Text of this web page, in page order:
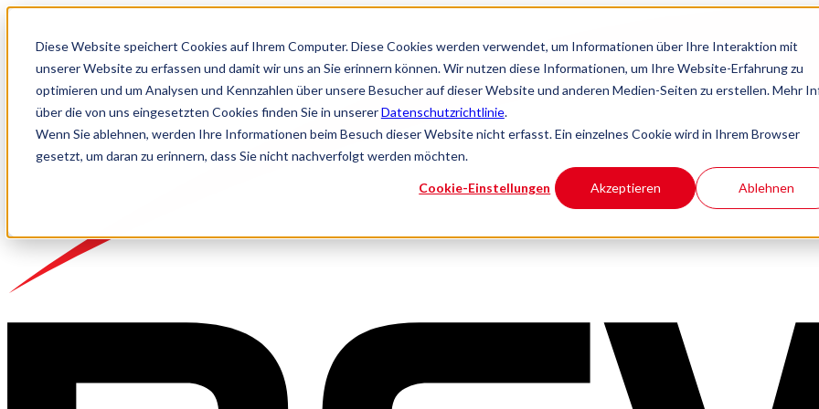
Diese Website speichert Cookies auf Ihrem Computer. Diese Cookies werden verwendet, um Informationen über Ihre Interaktion mit
unserer Website zu erfassen und damit wir uns an Sie erinnern können. Wir nutzen diese Informationen, um Ihre Website-Erfahrung zu
optimieren und um Analysen und Kennzahlen über unsere Besucher auf dieser Website und anderen Medien-Seiten zu erstellen. Mehr
über die von uns eingesetzten Cookies finden Sie in unsererDatenschutzrichtlinie.
Wenn Sie ablehnen, werden Ihre Informationen beim Besuch dieser Website nicht erfasst. Ein einzelnes Cookie wird in Ihrem Browser
gesetzt, um daran zu erinnern, dass Sie nicht nachverfolgt werden möchten.
Cookie-Einstellungen Akzeptieren Ablehnen